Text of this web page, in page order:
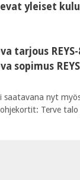
yleiset
tarjous REYS-
sopimus
nyt
Terve